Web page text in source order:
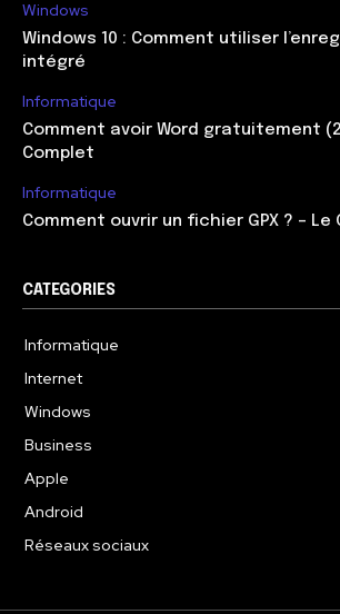
Windows
Windows 10 : Comment utiliser
intégré
Informatique
Comment avoir Word gratuitement
Complet
Informatique
Comment ouvrir un fichier GPX ? – Le
CATEGORIES
Informatique
Internet
Windows
Business
Apple
Android
Réseaux sociaux